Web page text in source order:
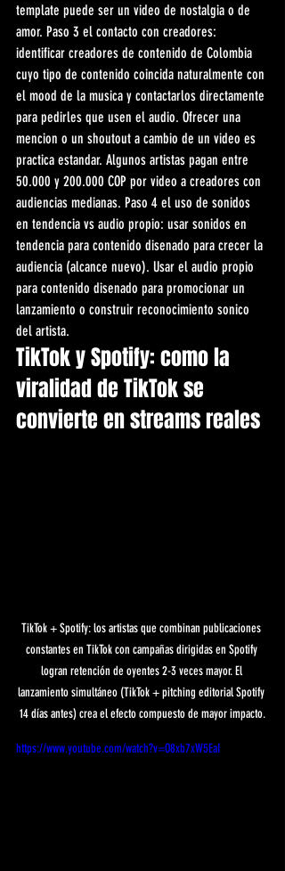
template puede ser un video de nostalgia o de
amor. Paso 3 el contacto con creadores:
identificar creadores de contenido de Colombia
cuyo tipo de contenido coincida naturalmente con
el mood de la musica y contactarlos directamente
para pedirles que usen el audio. Ofrecer una
mencion o un shoutout a cambio de un video es
practica estandar. Algunos artistas pagan entre
50.000 y 200.000 COP por video a creadores con
audiencias medianas. Paso 4 el uso de sonidos
en tendencia vs audio propio: usar sonidos en
tendencia para contenido disenado para crecer la
audiencia (alcance nuevo). Usar el audio propio
para contenido disenado para promocionar un
lanzamiento o construir reconocimiento sonico
del artista.
TikTok y Spotify: como la
viralidad de TikTok se
convierte en streams reales
TikTok + Spotify: los artistas que combinan publicaciones
constantes en TikTok con campañas dirigidas en Spotify
logran retención de oyentes 2-3 veces mayor. El
lanzamiento simultáneo (TikTok + pitching editorial Spotify
14 días antes) crea el efecto compuesto de mayor impacto.
https://www.youtube.com/watch?v=O8xb7xW5EaI